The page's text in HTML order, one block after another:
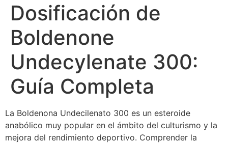
Dosificación de
Boldenone
Undecylenate 300:
Guía Completa
La Boldenona Undecilenato 300 es un esteroide
anabólico muy popular en el ámbito del culturismo y la
mejora del rendimiento deportivo. Comprender la